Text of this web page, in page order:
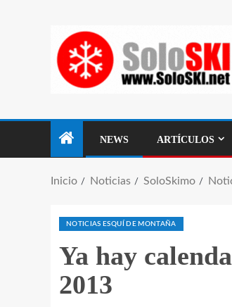
NEWS ARTÍCULOS
Inicio Noticias SoloSkimo
NOTICIAS ESQUÍ DE MONTAÑA
Ya hay
2013